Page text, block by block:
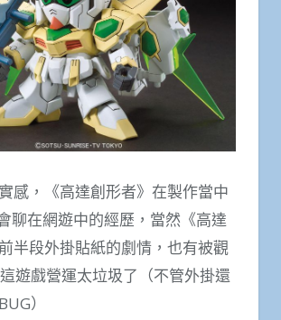
感，《高達創形者》在製作當中
聊在網遊中的經歷，當然《高達
半段外掛貼紙的劇情，也有被觀
遊戲營運太垃圾了（不管外掛還
）